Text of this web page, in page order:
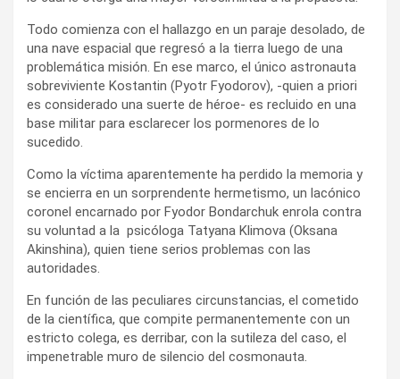
Todo comienza con el hallazgo en un paraje desolado, de
una nave espacial que regresó a la tierra luego de una
problemática misión. En ese marco, el único astronauta
sobreviviente Kostantin (Pyotr Fyodorov), -quien a priori
es considerado una suerte de héroe- es recluido en una
base militar para esclarecer los pormenores de lo
sucedido.
Como la víctima aparentemente ha perdido la memoria y
se encierra en un sorprendente hermetismo, un lacónico
coronel encarnado por Fyodor Bondarchuk enrola contra
su voluntad a la psicóloga Tatyana Klimova (Oksana
Akinshina), quien tiene serios problemas con las
autoridades.
En función de las peculiares circunstancias, el cometido
de la científica, que compite permanentemente con un
estricto colega, es derribar, con la sutileza del caso, el
impenetrable muro de silencio del cosmonauta.